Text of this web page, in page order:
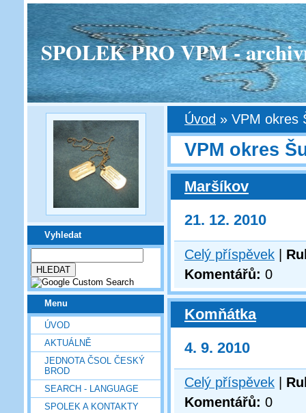
SPOLEK PRO VPM -
Vyhledat
Menu
ÚVOD
AKTUÁLNĚ
JEDNOTA ČSOL ČESKÝ
BROD
SEARCH - LANGUAGE
SPOLEK A KONTAKTY
Úvod » VPM okres
VPM okres
Maršíkov
21. 12. 2010
Celý příspěvek
Komentářů: 0
Komňátka
4. 9. 2010
Celý příspěvek
Komentářů: 0